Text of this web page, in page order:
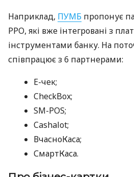
Наприклад, ПУМБ пропонує
РРО, які вже інтегровані з
інструментами банку. На
співпрацює з 6 партнерами:
E-чек;
CheckBox;
SM-POS;
Cashalot;
ВчасноКаса;
СмартКаса.